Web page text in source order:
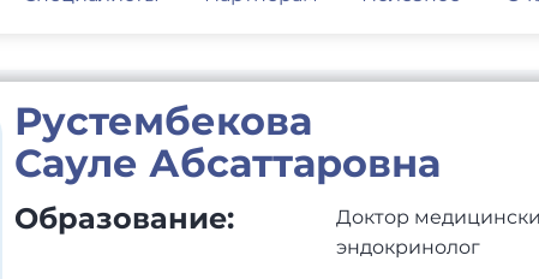
Рустембекова
Сауле Абсаттаровна
Образование:
Доктор
эндокринолог